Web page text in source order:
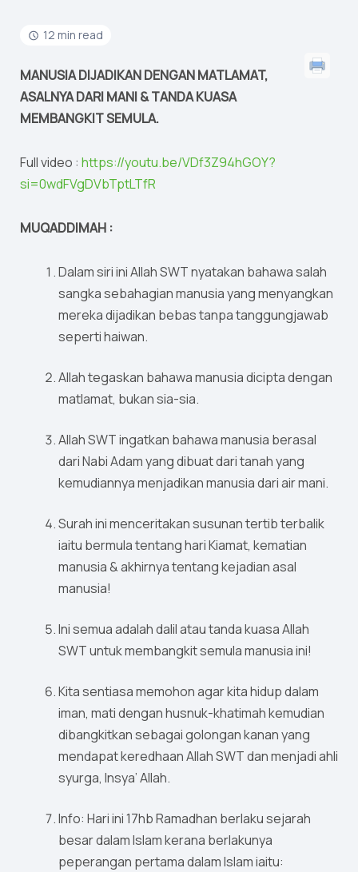
12 min read
MANUSIA DIJADIKAN DENGAN MATLAMAT,
ASALNYA DARI MANI & TANDA KUASA
MEMBANGKIT SEMULA.
Full video : https://youtu.be/VDf3Z94hGOY?
si=0wdFVgDVbTptLTfR
MUQADDIMAH :
Dalam siri ini Allah SWT nyatakan bahawa salah
sangka sebahagian manusia yang menyangkan
mereka dijadikan bebas tanpa tanggungjawab
seperti haiwan.
Allah tegaskan bahawa manusia dicipta dengan
matlamat, bukan sia-sia.
Allah SWT ingatkan bahawa manusia berasal
dari Nabi Adam yang dibuat dari tanah yang
kemudiannya menjadikan manusia dari air mani.
Surah ini menceritakan susunan tertib terbalik
iaitu bermula tentang hari Kiamat, kematian
manusia & akhirnya tentang kejadian asal
manusia!
Ini semua adalah dalil atau tanda kuasa Allah
SWT untuk membangkit semula manusia ini!
Kita sentiasa memohon agar kita hidup dalam
iman, mati dengan husnuk-khatimah kemudian
dibangkitkan sebagai golongan kanan yang
mendapat keredhaan Allah SWT dan menjadi ahli
syurga, Insya’ Allah.
Info: Hari ini 17hb Ramadhan berlaku sejarah
besar dalam Islam kerana berlakunya
peperangan pertama dalam Islam iaitu: